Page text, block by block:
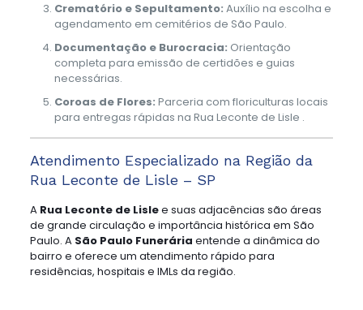
Crematório e Sepultamento: Auxílio na escolha e
agendamento em cemitérios de São Paulo.
Documentação e Burocracia: Orientação
completa para emissão de certidões e guias
necessárias.
Coroas de Flores: Parceria com floriculturas locais
para entregas rápidas na Rua Leconte de Lisle .
Atendimento Especializado na Região da
Rua Leconte de Lisle – SP
A Rua Leconte de Lislee suas adjacências são áreas
de grande circulação e importância histórica em São
Paulo. A São Paulo Funerária entende a dinâmica do
bairro e oferece um atendimento rápido para
residências, hospitais e IMLs da região.